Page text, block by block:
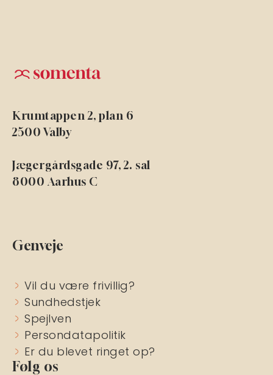
Krumtappen 2, plan 6
2500 Valby
Jægergårdsgade 97, 2. sal
8000 Aarhus C
Genveje
Vil du være frivillig?
Sundhedstjek
Spejlven
Persondatapolitik
Er du blevet ringet op?
Følg os